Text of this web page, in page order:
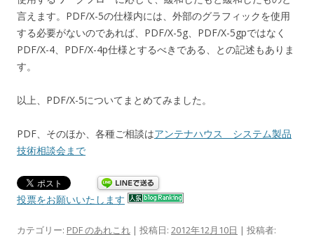
言えます。PDF/X-5の仕様内には、外部のグラフィックを使用
する必要がないのであれば、PDF/X-5g、PDF/X-5gpではなく
PDF/X-4、PDF/X-4p仕様とするべきである、との記述もありま
す。
以上、PDF/X-5についてまとめてみました。
PDF、そのほか、各種ご相談はアンテナハウス システム製品
技術相談会まで
投票をお願いいたします
カテゴリー: PDF のあれこれ | 投稿日: 2012年12月10日 | 投稿者: